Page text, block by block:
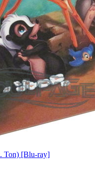
Ton) [Blu-ray]